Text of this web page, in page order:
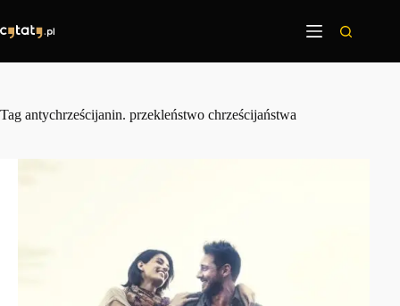
treści
Tag antychrześcijanin. przekleństwo chrześcijaństwa